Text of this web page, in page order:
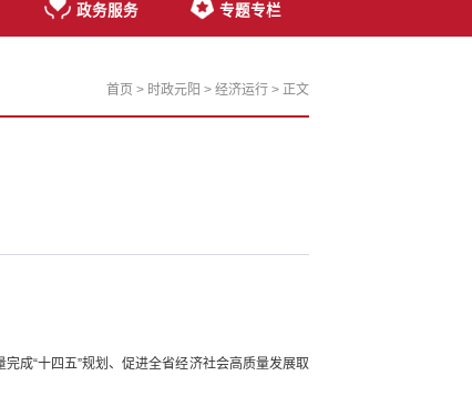
政务服务 专题专栏
首页 > 时政元阳 > 经济运行 > 正文
成“十四五”规划、促进全省经济社会高质量发展取